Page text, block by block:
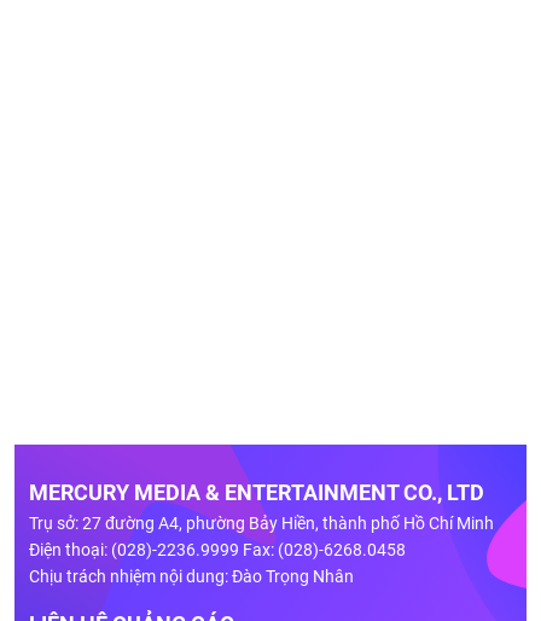
MERCURY MEDIA & ENTERTAINMENT CO., LTD
Trụ sở: 27 đường A4, phường Bảy Hiền, thành phố Hồ Chí Minh
Điện thoại: (028)-2236.9999 Fax: (028)-6268.0458
Chịu trách nhiệm nội dung: Đào Trọng Nhân